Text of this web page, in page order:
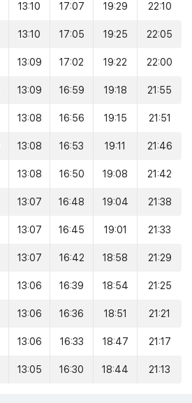
13:10 17:07 19:29 22:10
13:10 17:05 19:25 22:05
13:09 17:02 19:22 22:00
13:09 16:59 19:18 21:55
13:08 16:56 19:15 21:51
13:08 16:53 19:11 21:46
13:08 16:50 19:08 21:42
13:07 16:48 19:04 21:38
13:07 16:45 19:01 21:33
13:07 16:42 18:58 21:29
13:06 16:39 18:54 21:25
13:06 16:36 18:51 21:21
13:06 16:33 18:47 21:17
13:05 16:30 18:44 21:13